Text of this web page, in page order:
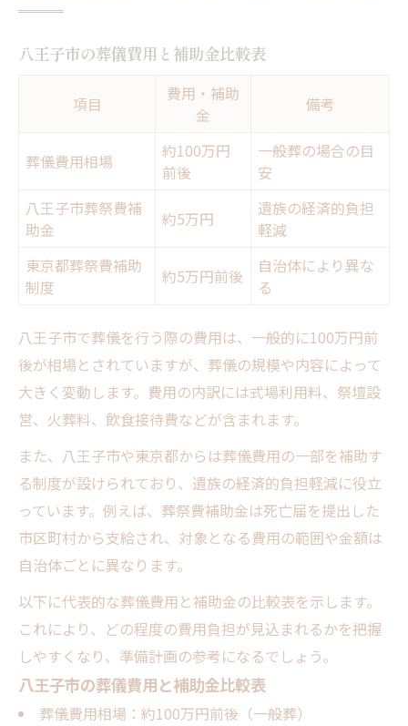
八王子市の葬儀費用と補助金比較表
項目
費用・補助
金
備考
葬儀費用相場
約100万円
前後
一般葬の場合の目
安
八王子市葬祭費補
助金
約5万円
遺族の経済的負担
軽減
東京都葬祭費補助
制度
約5万円前後
自治体により異な
る
八王子市で葬儀を行う際の費用は、一般的に100万円前
後が相場とされていますが、葬儀の規模や内容によって
大きく変動します。費用の内訳には式場利用料、祭壇設
営、火葬料、飲食接待費などが含まれます。
また、八王子市や東京都からは葬儀費用の一部を補助す
る制度が設けられており、遺族の経済的負担軽減に役立
っています。例えば、葬祭費補助金は死亡届を提出した
市区町村から支給され、対象となる費用の範囲や金額は
自治体ごとに異なります。
以下に代表的な葬儀費用と補助金の比較表を示します。
これにより、どの程度の費用負担が見込まれるかを把握
しやすくなり、準備計画の参考になるでしょう。
八王子市の葬儀費用と補助金比較表
葬儀費用相場：約100万円前後（一般葬）